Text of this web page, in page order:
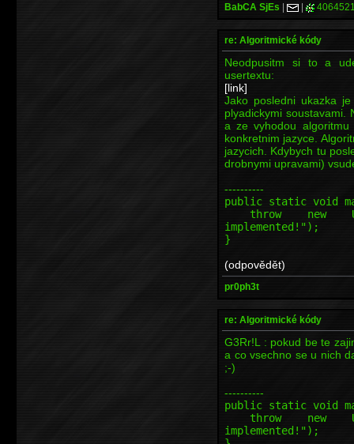
BabCA SjEs | |
re: Algoritmické kódy
Neodpusitm si to a
usertextu:
[link]
Jako posledni ukazka
plyadickymi
a ze vyhodou
konkretnim jazyce.
jazycich. Kdybych tu
drobnymi upravami)
----------
public static void
throw new
implemented!");
}
(odpovědět)
pr0ph3t
re: Algoritmické kódy
G3Rr!L : pokud be te
a co vsechno se u nich
;-)
----------
public static void
throw new
implemented!");